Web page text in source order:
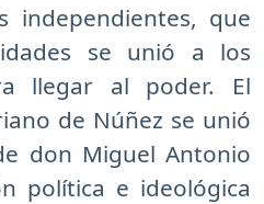
independientes, que
se unió a los
llegar al poder. El
de Núñez se unió
don Miguel Antonio
política e ideológica